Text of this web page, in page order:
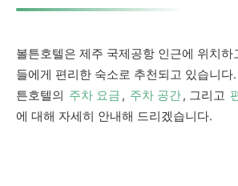
볼튼호텔은 제주 국제공항 인근에 위치하
들에게 편리한 숙소로 추천되고 있습니다
튼호텔의 주차 요금 , 주차 공간, 그리고
에 대해 자세히 안내해 드리겠습니다.